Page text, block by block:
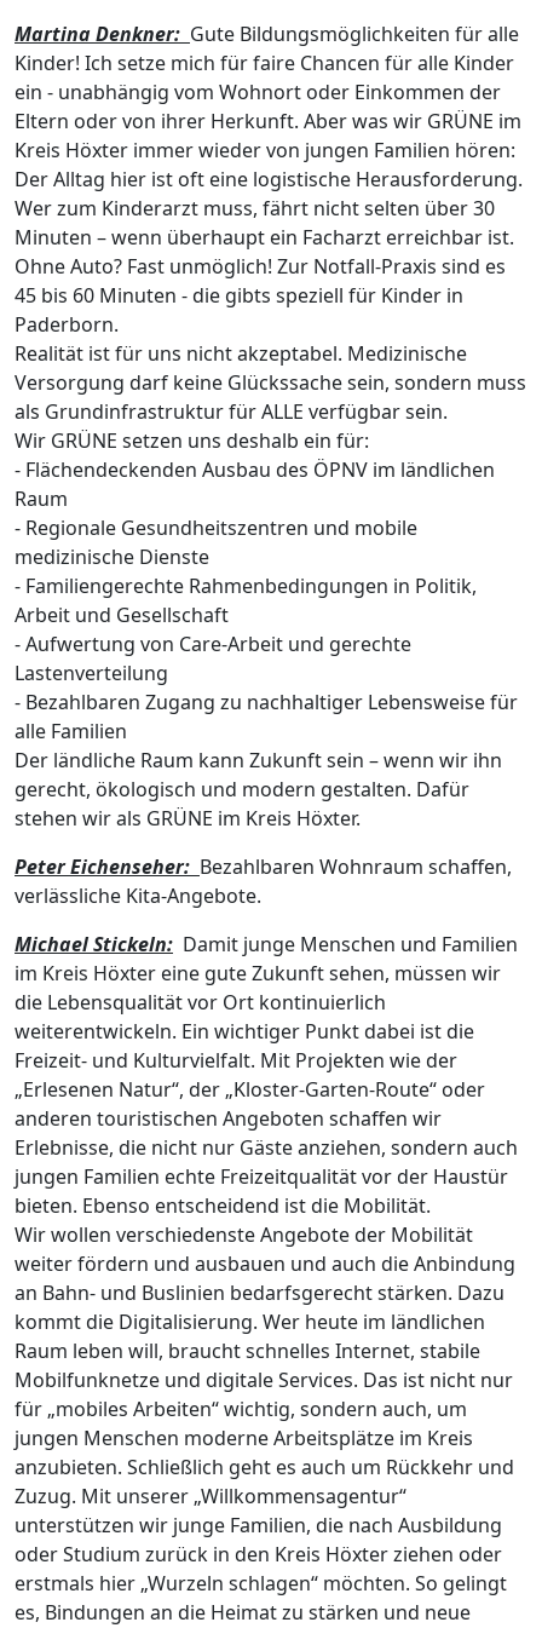
Martina Denkner: Gute Bildungsmöglichkeiten für alle
Kinder! Ich setze mich für faire Chancen für alle Kinder
ein - unabhängig vom Wohnort oder Einkommen der
Eltern oder von ihrer Herkunft. Aber was wir GRÜNE im
Kreis Höxter immer wieder von jungen Familien hören:
Der Alltag hier ist oft eine logistische Herausforderung.
Wer zum Kinderarzt muss, fährt nicht selten über 30
Minuten – wenn überhaupt ein Facharzt erreichbar ist.
Ohne Auto? Fast unmöglich! Zur Notfall-Praxis sind es
45 bis 60 Minuten - die gibts speziell für Kinder in
Paderborn.
Realität ist für uns nicht akzeptabel. Medizinische
Versorgung darf keine Glückssache sein, sondern muss
als Grundinfrastruktur für ALLE verfügbar sein.
Wir GRÜNE setzen uns deshalb ein für:
- Flächendeckenden Ausbau des ÖPNV im ländlichen
Raum
- Regionale Gesundheitszentren und mobile
medizinische Dienste
- Familiengerechte Rahmenbedingungen in Politik,
Arbeit und Gesellschaft
- Aufwertung von Care-Arbeit und gerechte
Lastenverteilung
- Bezahlbaren Zugang zu nachhaltiger Lebensweise für
alle Familien
Der ländliche Raum kann Zukunft sein – wenn wir ihn
gerecht, ökologisch und modern gestalten. Dafür
stehen wir als GRÜNE im Kreis Höxter.
Peter Eichenseher: Bezahlbaren Wohnraum schaffen,
verlässliche Kita-Angebote.
Michael Stickeln: Damit junge Menschen und Familien
im Kreis Höxter eine gute Zukunft sehen, müssen wir
die Lebensqualität vor Ort kontinuierlich
weiterentwickeln. Ein wichtiger Punkt dabei ist die
Freizeit- und Kulturvielfalt. Mit Projekten wie der
„Erlesenen Natur“, der „Kloster-Garten-Route“ oder
anderen touristischen Angeboten schaffen wir
Erlebnisse, die nicht nur Gäste anziehen, sondern auch
jungen Familien echte Freizeitqualität vor der Haustür
bieten. Ebenso entscheidend ist die Mobilität.
Wir wollen verschiedenste Angebote der Mobilität
weiter fördern und ausbauen und auch die Anbindung
an Bahn- und Buslinien bedarfsgerecht stärken. Dazu
kommt die Digitalisierung. Wer heute im ländlichen
Raum leben will, braucht schnelles Internet, stabile
Mobilfunknetze und digitale Services. Das ist nicht nur
für „mobiles Arbeiten“ wichtig, sondern auch, um
jungen Menschen moderne Arbeitsplätze im Kreis
anzubieten. Schließlich geht es auch um Rückkehr und
Zuzug. Mit unserer „Willkommensagentur“
unterstützen wir junge Familien, die nach Ausbildung
oder Studium zurück in den Kreis Höxter ziehen oder
erstmals hier „Wurzeln schlagen“ möchten. So gelingt
es, Bindungen an die Heimat zu stärken und neue